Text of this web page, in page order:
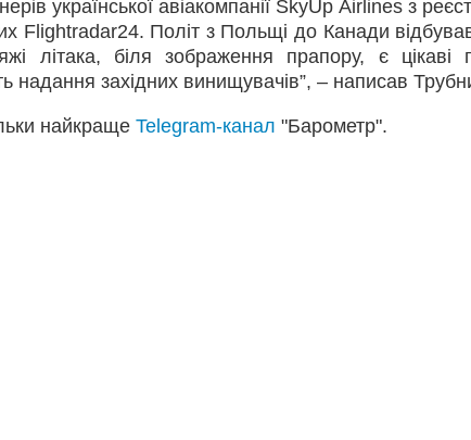
української авіакомпанії SkyUp Airlines з
Flightradar24. Політ з Польщі до Канади
літака, біля зображення прапору, є цікаві
надання західних винищувачів”, – написав
найкраще Telegram-канал "Барометр".